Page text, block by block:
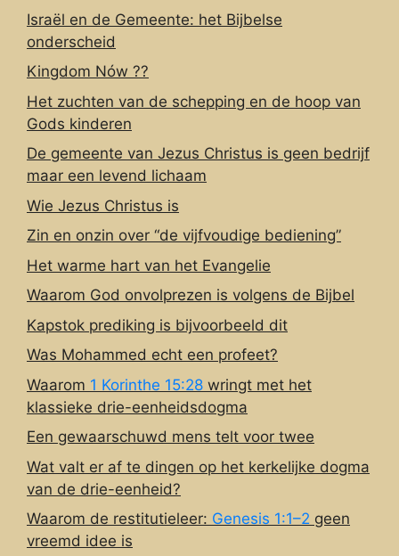
Israël en de Gemeente: het Bijbelse
onderscheid
Kingdom Nów ??
Het zuchten van de schepping en de hoop van
Gods kinderen
De gemeente van Jezus Christus is geen bedrijf
maar een levend lichaam
Wie Jezus Christus is
Zin en onzin over “de vijfvoudige bediening”
Het warme hart van het Evangelie
Waarom God onvolprezen is volgens de Bijbel
Kapstok prediking is bijvoorbeeld dit
Was Mohammed echt een profeet?
Waarom 1 Korinthe 15:28 wringt met het
klassieke drie-eenheidsdogma
Een gewaarschuwd mens telt voor twee
Wat valt er af te dingen op het kerkelijke dogma
van de drie-eenheid?
Waarom de restitutieleer: Genesis 1:1–2 geen
vreemd idee is